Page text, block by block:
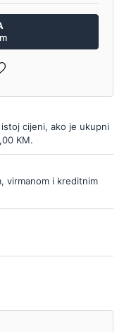
cijeni, ako je ukupni
KM.
virmanom i kreditnim